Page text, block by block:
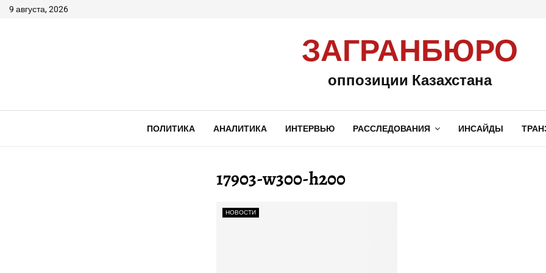
9 августа, 2026
ЗАГРАНБЮРО
оппозиции Казахстана
ПОЛИТИКА АНАЛИТИКА ИНТЕРВЬЮ РАССЛЕДОВАНИЯ ИНСАЙДЫ
17903-w300-h200
НОВОСТИ